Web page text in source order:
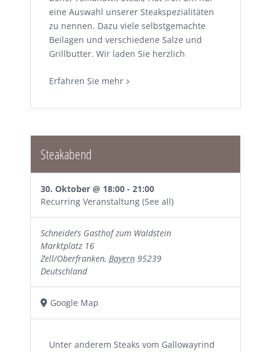
eine Auswahl unserer Steakspezialitäten
zu nennen. Dazu viele selbstgemachte
Beilagen und verschiedene Salze und
Grillbutter. Wir laden Sie herzlich
Erfahren Sie mehr
Steakabend
30. Oktober @ 18:00- 21:00
Recurring Veranstaltung (See all)
Schneider´s Gasthof zum Waldstein
Marktplatz 16
Zell/Oberfranken, Bayern 95239
Deutschland
Google Map
Unter anderem Steaks vom Gallowayrind